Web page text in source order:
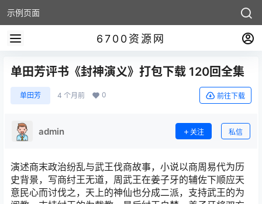
示例页面
6700资源网
单田芳评书《封神演义》打包下载 120回全集
单田芳 4 个月前 0 前往下载
admin 关注 私信
演述商末政治纷乱与武王伐商故事，小说以商周易代为历
史背景，写商纣王无道，周武王在姜子牙的辅佐下顺应天
意民心而讨伐之，天上的神仙也分成二派，支持武王的为